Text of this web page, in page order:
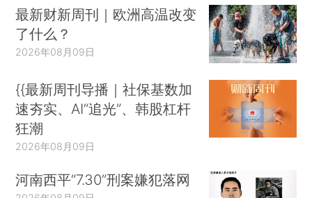
最新财新周刊｜欧洲高温改变
了什么？
2026年08月09日
{{最新周刊导播｜社保基数加
速夯实、AI“追光”、韩股杠杆
狂潮
2026年08月09日
河南西平“7.30”刑案嫌犯落网